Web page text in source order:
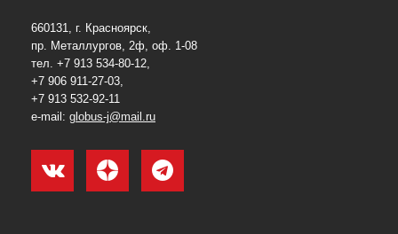
660131, г. Красноярск,
пр. Металлургов, 2ф, оф. 1-08
тел. +7 913 534-80-12,
+7 906 911-27-03,
+7 913 532-92-11
e-mail: globus-j@mail.ru